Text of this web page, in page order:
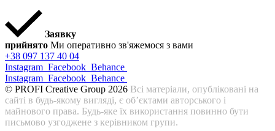
Заявку
прийнято Ми оперативно зв'яжемося з вами
+38 097 137 40 04
Instagram Facebook Behance
Instagram Facebook Behance
© PROFI Creative Group 2026 Всі матеріали, опубліковані на
сайті в будь-якому вигляді, є об’єктами авторського і
майнового права. Будь-яке їх використання повинно бути
письмово узгоджене з керівником групи.